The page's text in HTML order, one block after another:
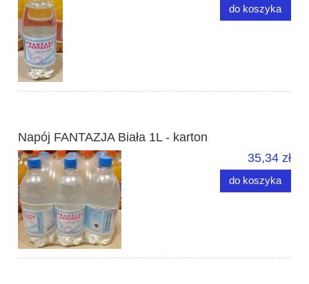
do koszyka
Napój FANTAZJA Biała 1L - karton
35,34 zł
do koszyka